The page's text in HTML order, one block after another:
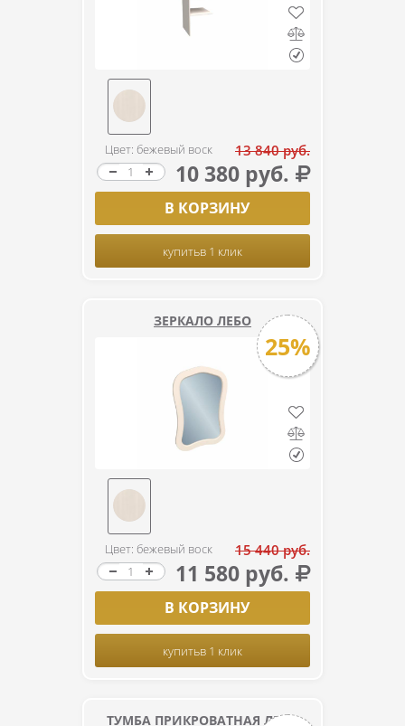
Цвет: бежевый воск 13 840 руб.
10 380 руб.
В КОРЗИНУ
купитьв 1 клик
ЗЕРКАЛО ЛЕБО
25%
Цвет: бежевый воск 15 440 руб.
11 580 руб.
В КОРЗИНУ
купитьв 1 клик
ТУМБА ПРИКРОВАТНАЯ ЛЕБО